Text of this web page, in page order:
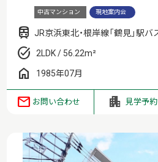
中古マンション 現地案内会
JR京浜東北・根岸線「鶴見」駅
2LDK / 56.22m²
1985年07月
お問い合わせ 見学予約